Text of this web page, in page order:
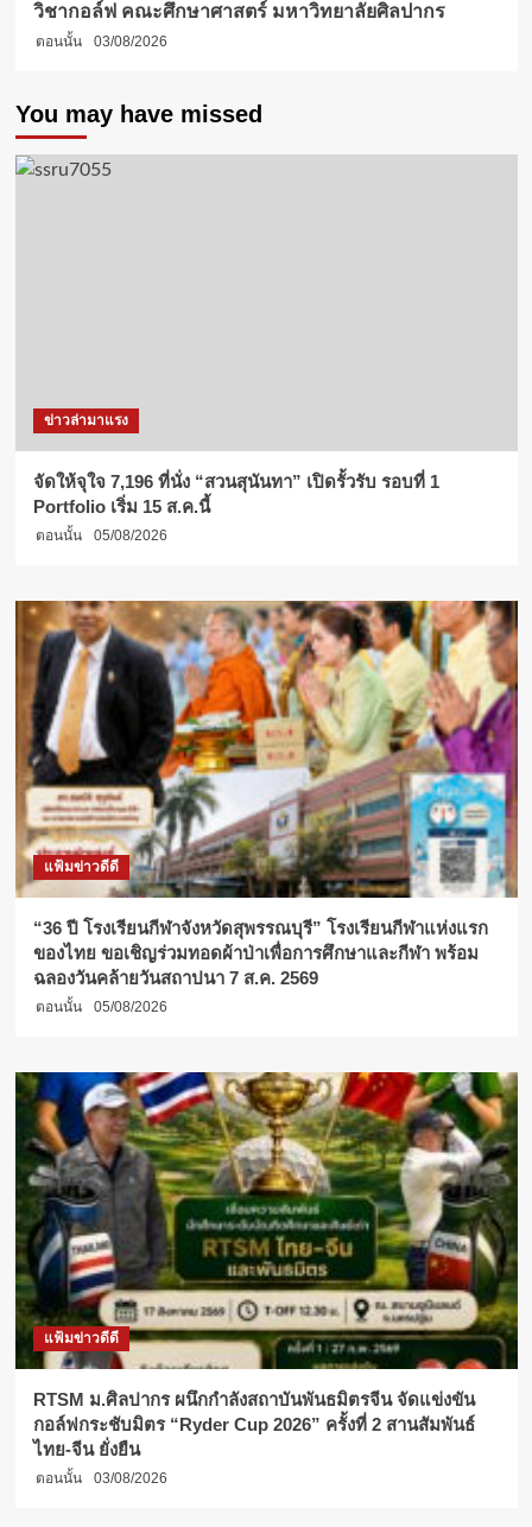
วิชากอล์ฟ คณะศึกษาศาสตร์ มหาวิทยาลัยศิลปากร
ตอนนั้น 03/08/2026
You may have missed
ข่าวล่ามาแรง
จัดให้จุใจ 7,196 ที่นั่ง “สวนสุนันทา” เปิดรั้วรับ รอบที่ 1
Portfolio เริ่ม 15 ส.ค.นี้
ตอนนั้น 05/08/2026
แฟ้มข่าวดีดี
“36 ปี โรงเรียนกีฬาจังหวัดสุพรรณบุรี” โรงเรียนกีฬาแห่งแรก
ของไทย ขอเชิญร่วมทอดผ้าป่าเพื่อการศึกษาและกีฬา พร้อม
ฉลองวันคล้ายวันสถาปนา 7 ส.ค. 2569
ตอนนั้น 05/08/2026
แฟ้มข่าวดีดี
RTSM ม.ศิลปากร ผนึกกำลังสถาบันพันธมิตรจีน จัดแข่งขัน
กอล์ฟกระชับมิตร “Ryder Cup 2026” ครั้งที่ 2 สานสัมพันธ์
ไทย-จีน ยั่งยืน
ตอนนั้น 03/08/2026